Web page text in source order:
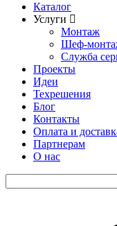
Каталог
Услуги
Монтаж
Шеф-
Служба
Проекты
Идеи
Техрешения
Блог
Контакты
Оплата и
Партнерам
О нас